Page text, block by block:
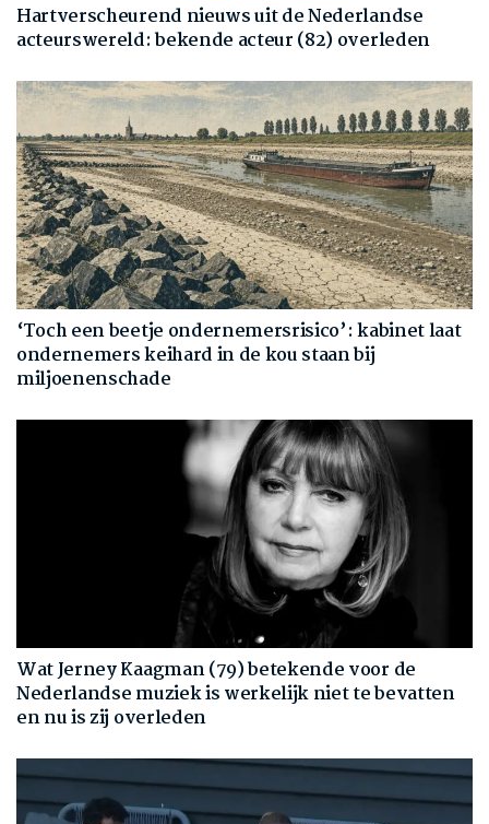
Hartverscheurend nieuws uit de Nederlandse
acteurswereld: bekende acteur (82) overleden
‘Toch een beetje ondernemersrisico’: kabinet laat
ondernemers keihard in de kou staan bij
miljoenenschade
Wat Jerney Kaagman (79) betekende voor de
Nederlandse muziek is werkelijk niet te bevatten
en nu is zij overleden